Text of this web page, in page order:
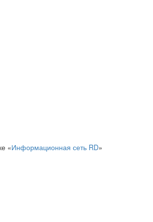
«Информационная сеть RD»